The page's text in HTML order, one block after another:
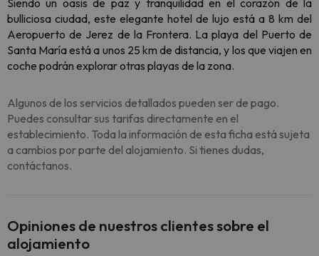
Siendo un oasis de paz y tranquilidad en el corazón de la
bulliciosa ciudad, este elegante hotel de lujo está a 8 km del
Aeropuerto de Jerez de la Frontera. La playa del Puerto de
Santa María está a unos 25 km de distancia, y los que viajen en
coche podrán explorar otras playas de la zona.
Algunos de los servicios detallados pueden ser de pago.
Puedes consultar sus tarifas directamente en el
establecimiento. Toda la información de esta ficha está sujeta
a cambios por parte del alojamiento. Si tienes dudas,
contáctanos.
Opiniones de nuestros clientes sobre el
alojamiento